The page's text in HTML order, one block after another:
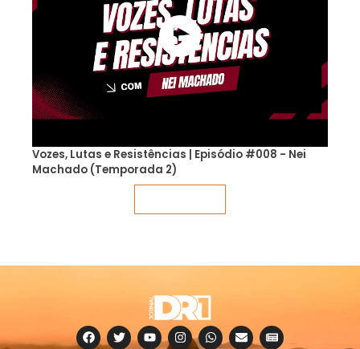
Vozes, Lutas e Resistências | Episódio #008 - Nei
Machado (Temporada 2)